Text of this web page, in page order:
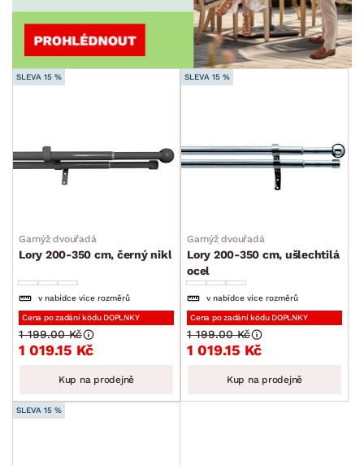
SLEVA 15 %
Garnýž dvouřadá
Lory 200-350 cm, černý nikl
v nabídce více rozměrů
Cena po zadání kódu DOPLNKY
1 019.15 Kč
1 199.00 Kč
Kup na prodejně
SLEVA 15 %
Garnýž dvouřadá
Lory 200-350 cm, ušlechtilá
ocel
v nabídce více rozměrů
Cena po zadání kódu DOPLNKY
1 019.15 Kč
1 199.00 Kč
Kup na prodejně
SLEVA 15 %